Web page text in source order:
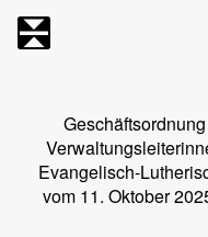
Evangelisch-
vom 11. Oktober